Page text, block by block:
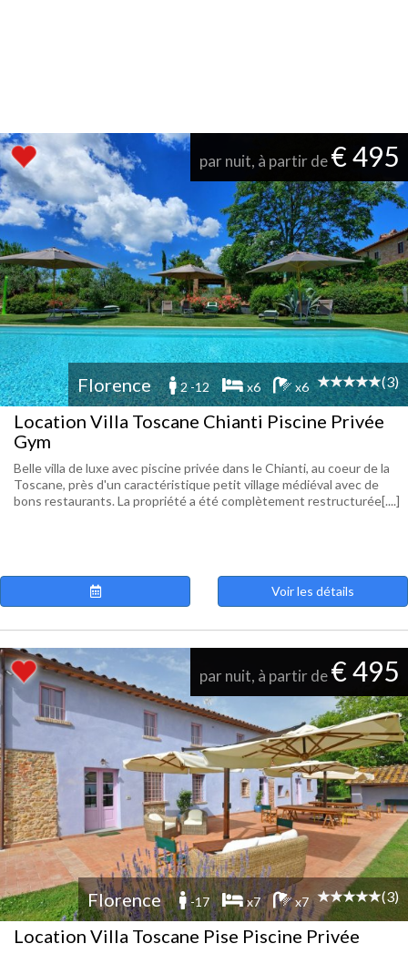
par nuit, à partir de€ 495
Florence 2 -12 x6 x6 (3)
Location Villa Toscane Chianti Piscine Privée
Gym
Belle villa de luxe avec piscine privée dans le Chianti, au coeur de la
Toscane, près d'un caractéristique petit village médiéval avec de
bons restaurants. La propriété a été complètement restructurée[....]
Voir les détails
par nuit, à partir de€ 495
Florence -17 x7 x7 (3)
Location Villa Toscane Pise Piscine Privée